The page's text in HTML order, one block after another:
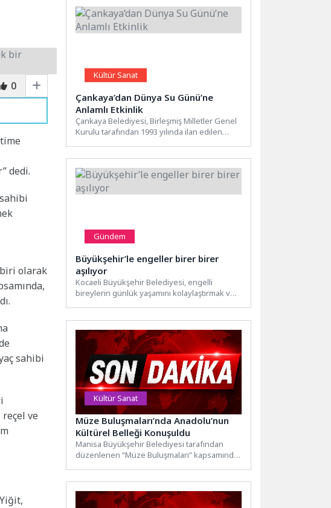
0
dedi.
biri olarak
sahibi
ve
Kültür Sanat
Çankaya’dan Dünya Su Günü’ne
Anlamlı Etkinlik
Çankaya Belediyesi, Birleşmiş Milletler Genel
Kurulu tarafından 1993 yılında ilan edilen
Gündem
Büyükşehir’le engeller birer birer
aşılıyor
Kocaeli Büyükşehir Belediyesi, engelli
bireylerin günlük yaşamını kolaylaştırmak ve
Kültür Sanat
Müze Buluşmaları’nda Anadolu’nun
Kültürel Belleği Konuşuldu
Manisa Büyükşehir Belediyesi tarafından
düzenlenen “Müze Buluşmaları” kapsamında